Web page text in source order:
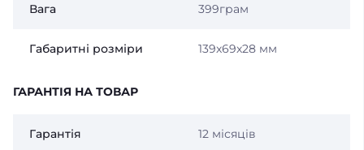
Вага 399грам
Габаритні розміри 139х69х28 мм
ГАРАНТІЯ НА ТОВАР
Гарантія 12 місяців